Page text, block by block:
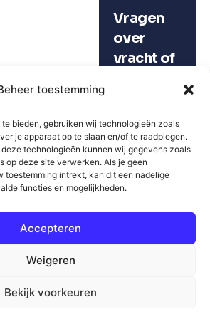
toestemming
bieden, gebruiken wij technologieën zoals
je apparaat op te slaan en/of te raadplegen.
deze technologieën kunnen wij gegevens zoals
op deze site verwerken. Als je geen
toestemming intrekt, kan dit een nadelige
functies en mogelijkheden.
Accepteren
Weigeren
Bekijk voorkeuren
Vragen
over
vracht of